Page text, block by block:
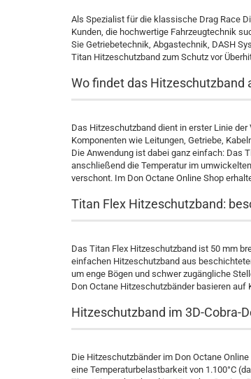
Als Spezialist für die klassische Drag Race
Kunden, die hochwertige Fahrzeugtechnik
Sie Getriebetechnik, Abgastechnik, DASH
Titan Hitzeschutzband zum Schutz vor
Wo findet das Hitzeschutzband
Das Hitzeschutzband dient in erster Linie
Komponenten wie Leitungen, Getriebe,
Die Anwendung ist dabei ganz einfach: Das
anschließend die Temperatur im
verschont. Im Don Octane Online Shop
Titan Flex Hitzeschutzband:
Das Titan Flex Hitzeschutzband ist 50 mm
einfachen Hitzeschutzband aus
um enge Bögen und schwer zugängliche
Don Octane Hitzeschutzbänder basieren
Hitzeschutzband im 3D-Cobra-
Die Hitzeschutzbänder im Don Octane
eine Temperaturbelastbarkeit von 1.100°C